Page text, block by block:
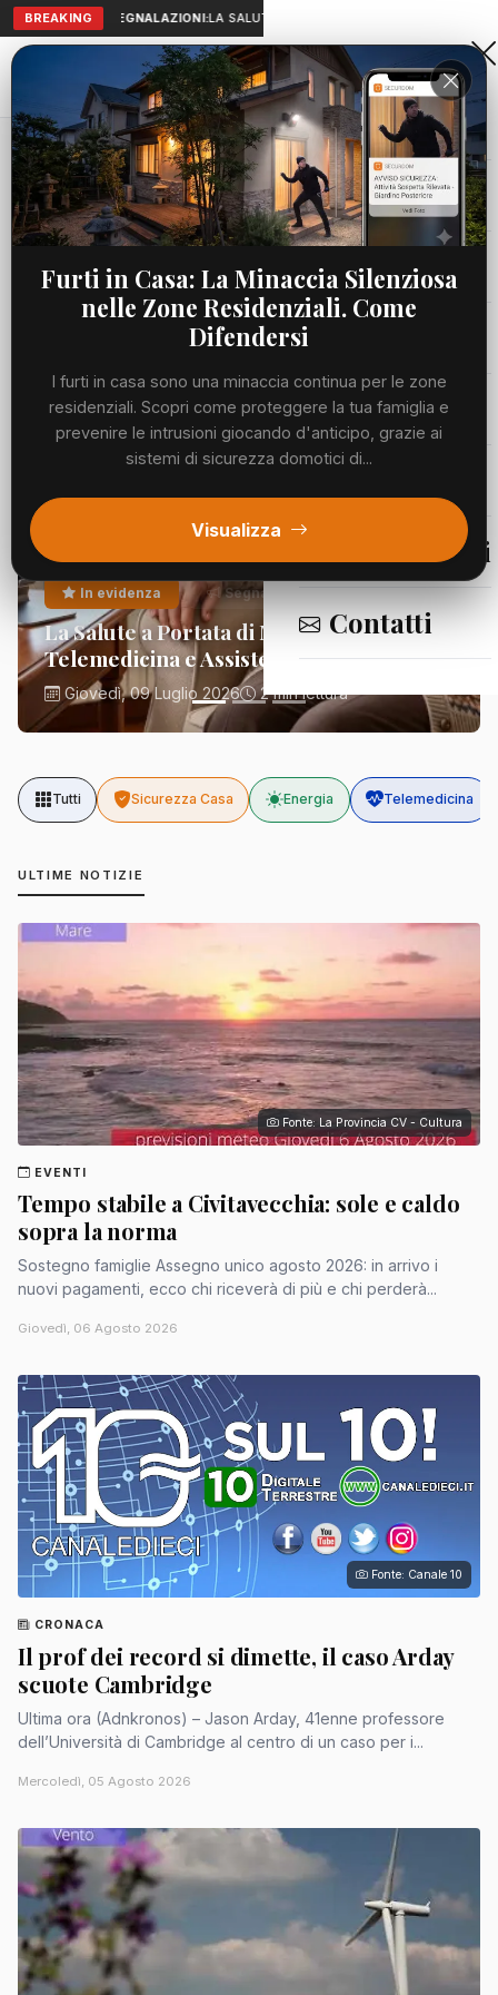
BREAKING SEGNALAZIONI:LA SALUTE A PORTATA DI MANO:
Aranova • NET
PORTALE UTILE AL TERRITORIO
Home
Cronaca
Viabilità
Meteo
Segnalazioni
Contatti
Furti in Casa: La Minaccia Silenziosa
nelle Zone Residenziali. Come
Difendersi
I furti in casa sono una minaccia continua per le zone
residenziali. Scopri come proteggere la tua famiglia e
prevenire le intrusioni giocando d'anticipo, grazie ai
sistemi di sicurezza domotici di...
Visualizza
In evidenza Segnalazioni
La Salute a Portata di Mano:
Telemedicina e Assistenza Domiciliare
Giovedì, 09 Luglio 2026 2 min lettura
Tutti Sicurezza Casa Energia Telemedicina
ULTIME NOTIZIE
Fonte: La Provincia CV - Cultura
EVENTI
Tempo stabile a Civitavecchia: sole e caldo
sopra la norma
Sostegno famiglie Assegno unico agosto 2026: in arrivo i
nuovi pagamenti, ecco chi riceverà di più e chi perderà...
Giovedì, 06 Agosto 2026
Fonte: Canale 10
CRONACA
Il prof dei record si dimette, il caso Arday
scuote Cambridge
Ultima ora (Adnkronos) – Jason Arday, 41enne professore
dell’Università di Cambridge al centro di un caso per i...
Mercoledì, 05 Agosto 2026